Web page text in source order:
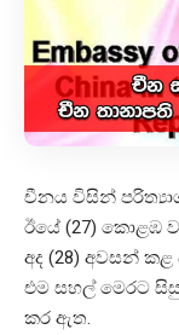
චීනය විසින්
ඊයේ (27) කොළඹ
අද (28) අවසන්
එම සහල් මෙරට
කර ඇත.